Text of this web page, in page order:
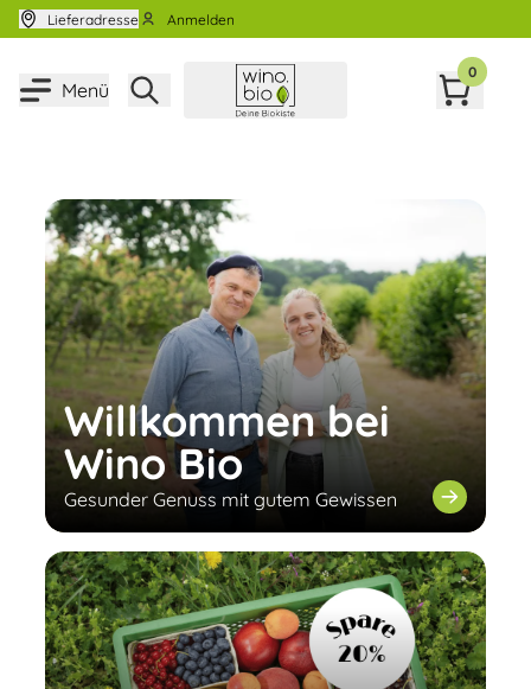
Zum Inhalt springen
Lieferadresse Anmelden
Menü
0
Willkommen bei
Wino Bio
Gesunder Genuss mit gutem Gewissen